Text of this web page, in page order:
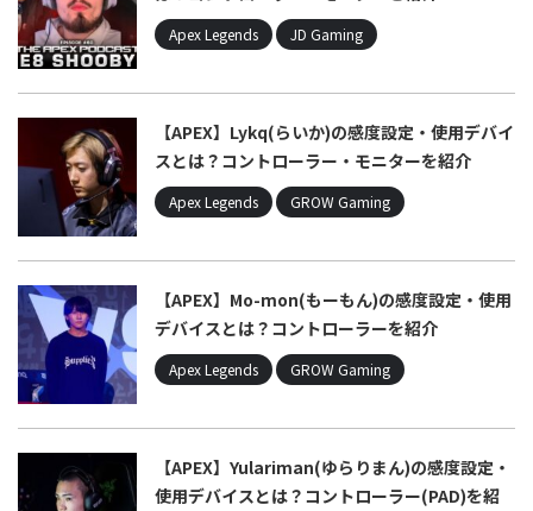
Apex Legends JD Gaming
【APEX】Lykq(らいか)の感度設定・使用デバイ
スとは？コントローラー・モニターを紹介
Apex Legends GROW Gaming
【APEX】Mo-mon(もーもん)の感度設定・使用
デバイスとは？コントローラーを紹介
Apex Legends GROW Gaming
【APEX】Yulariman(ゆらりまん)の感度設定・
使用デバイスとは？コントローラー(PAD)を紹